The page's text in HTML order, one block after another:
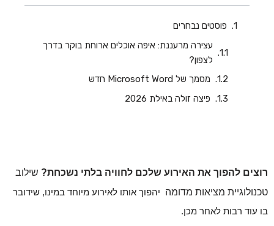
פוסטים נבחרים
עצירה מרעננת: איפה אוכלים ארוחת בוקר בדרך
לצפון?
‏‏מסמך של Microsoft Word חדש
פיצה זולה באילת 2026
רוצים להפוך את האירוע שלכם לחוויה בלתי נשכחת? שילוב
טכנולוגיית מציאות מדומה יהפוך אותו לאירוע מיוחד במינו, שידובר
בו עוד רבות לאחר מכן.